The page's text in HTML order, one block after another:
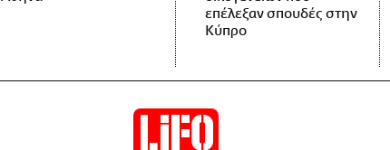
επέλεξαν σπουδές στην
Κύπρο